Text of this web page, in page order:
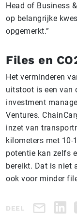
Head of Business
op belangrijke
opgemerkt.”
Files en
Het verminderen
uitstoot is een van
investment
Ventures.
inzet van
kilometers met 10-
potentie kan zelfs
bereikt. Dat is niet
ook voor minder
DEEL